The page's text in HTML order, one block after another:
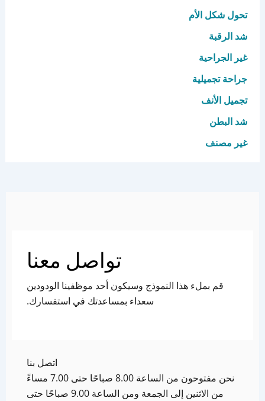
تحول شكل الأم
شد الرقبة
غير الجراحية
جراحة تجميلية
تجميل الأنف
شد البطن
غير مصنف
تواصل معنا
قم بملء هذا النموذج وسيكون أحد موظفينا الودودين
سعداء بمساعدتك في استفسارك.
اتصل بنا
نحن مفتوحون من الساعة 8.00 صباحًا حتى 7.00 مساءً
من الاثنين إلى الجمعة ومن الساعة 9.00 صباحًا حتى